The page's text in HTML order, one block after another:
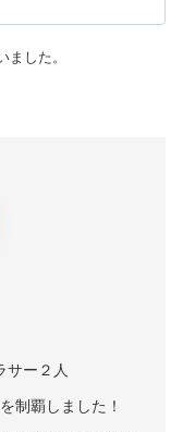
した。
サー２人
制覇しました！